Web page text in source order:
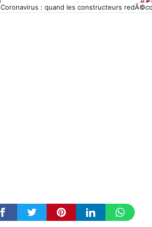
Coronavirus : quand les constructeurs